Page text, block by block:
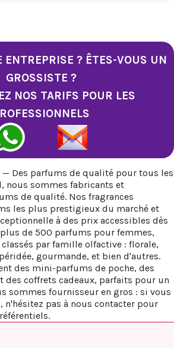
ENTREPRISE ? ÊTES-VOUS UN
GROSSISTE ?
NOS TARIFS POUR LES
— Des parfums de qualité pour tous les
nous sommes fabricants et
de qualité. Nos fragrances
les plus prestigieux du marché et
à des prix accessibles dès
de 500 parfums pour femmes,
par famille olfactive : florale,
gourmande, et bien d'autres.
des mini-parfums de poche, des
des coffrets cadeaux, parfaits pour un
sommes fournisseur en gros : si vous
n'hésitez pas à nous contacter pour